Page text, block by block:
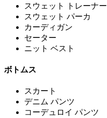
スウェット トレーナー
スウェット パーカ
カーディガン
セーター
ニット ベスト
ボトムス
スカート
デニム パンツ
コーデュロイ パンツ